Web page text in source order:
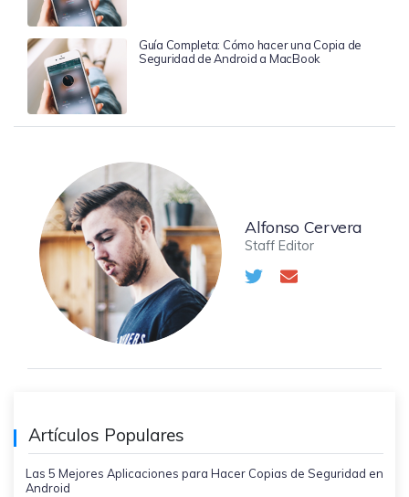
Guía Completa: Cómo hacer una Copia de
Seguridad de Android a MacBook
Alfonso Cervera
Staff Editor
Artículos Populares
Las 5 Mejores Aplicaciones para Hacer Copias de Seguridad en
Android